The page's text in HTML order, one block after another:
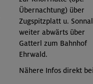
Übernachtung) über
Zugspitzplatt u.
weiter abwärts über
Gatterl zum Bahnhof
Ehrwald.
Nähere Infos direkt